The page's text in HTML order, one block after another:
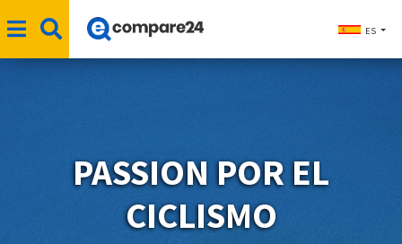
ES
PASSION POR EL
CICLISMO